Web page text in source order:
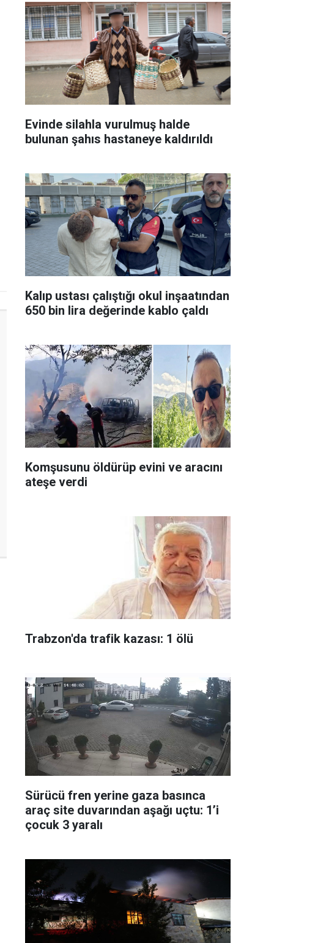
Evinde silahla vurulmuş halde
bulunan şahıs hastaneye kaldırıldı
Kalıp ustası çalıştığı okul inşaatından
650 bin lira değerinde kablo çaldı
Komşusunu öldürüp evini ve aracını
ateşe verdi
Trabzon'da trafik kazası: 1 ölü
Sürücü fren yerine gaza basınca
araç site duvarından aşağı uçtu: 1’i
çocuk 3 yaralı